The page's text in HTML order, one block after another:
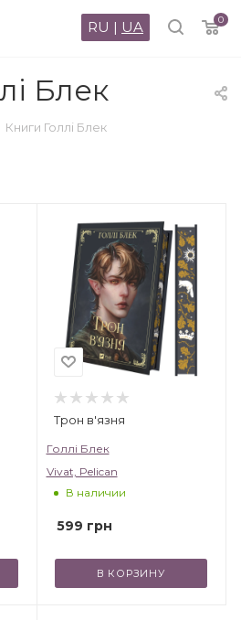
0
RU | UA
Блек
Книги Голлі Блек
Трон в'язня
Голлі Блек
Vivat, Pelican
В наличии
599 грн
В КОРЗИНУ